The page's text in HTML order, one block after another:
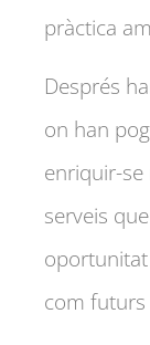
pràctica
Després
on han
enriquir-
serveis
com futurs